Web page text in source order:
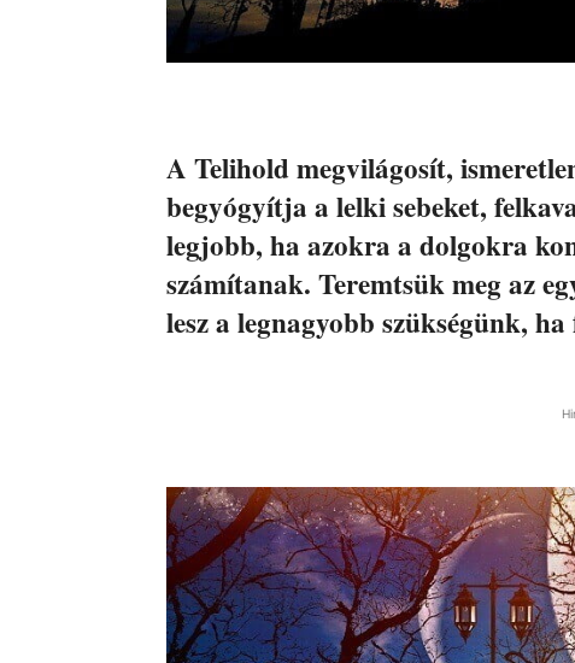
A Telihold megvilágosít,
begyógyítja a lelki sebeket,
legjobb, ha azokra a dolgokra
számítanak. Teremtsük meg az
lesz a legnagyobb szükségünk,